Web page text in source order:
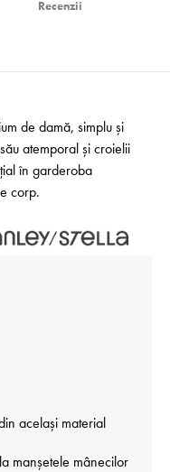
Recenzii
de damă, simplu și
atemporal și croielii
în garderoba
corp.
același material
manșetele mânecilor